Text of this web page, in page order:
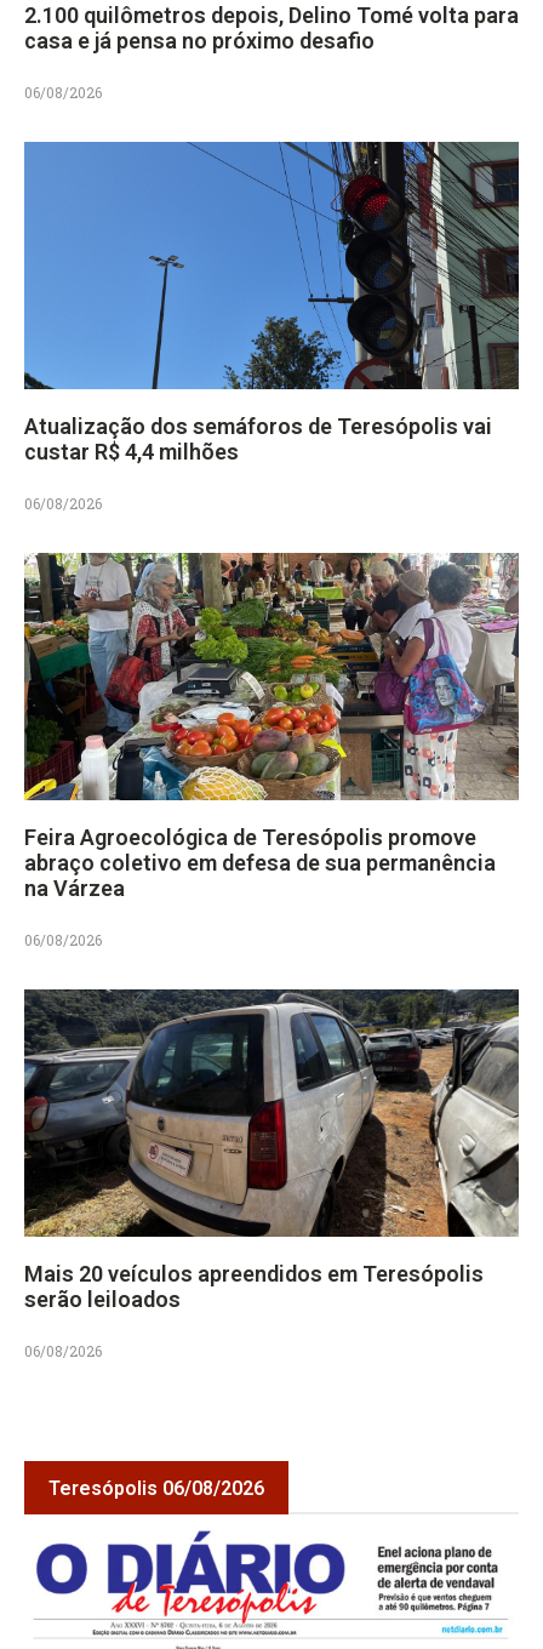
2.100 quilômetros depois, Delino Tomé volta para
casa e já pensa no próximo desafio
06/08/2026
Atualização dos semáforos de Teresópolis vai
custar R$ 4,4 milhões
06/08/2026
Feira Agroecológica de Teresópolis promove
abraço coletivo em defesa de sua permanência
na Várzea
06/08/2026
Mais 20 veículos apreendidos em Teresópolis
serão leiloados
06/08/2026
Teresópolis 06/08/2026